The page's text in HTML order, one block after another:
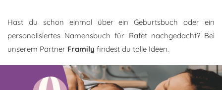
Hast du schon einmal über ein Geburtsbuch oder ein
personalisiertes Namensbuch für Rafet nachgedacht? Bei
unserem Partner Framily findest du tolle Ideen.